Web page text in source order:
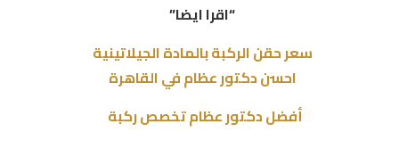
“اقرا ايضا”
سعر حقن الركبة بالمادة الجيلاتينية
احسن دكتور عظام في القاهرة
أفضل دكتور عظام تخصص ركبة